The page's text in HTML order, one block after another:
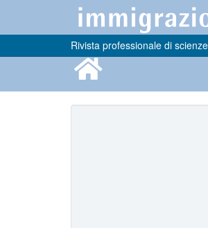
Rivista professionale di